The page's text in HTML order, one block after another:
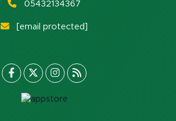
05432134367
[email protected]